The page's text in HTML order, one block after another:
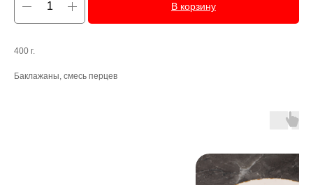
В корзину
400 г.
Баклажаны, смесь перцев